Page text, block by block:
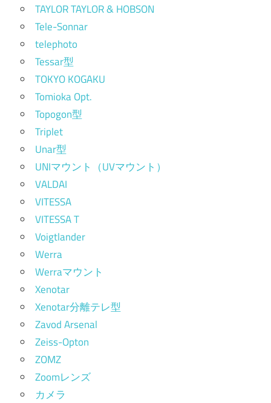
TAYLOR TAYLOR & HOBSON
Tele-Sonnar
telephoto
Tessar型
TOKYO KOGAKU
Tomioka Opt.
Topogon型
Triplet
Unar型
UNIマウント（UVマウント）
VALDAI
VITESSA
VITESSA T
Voigtlander
Werra
Werraマウント
Xenotar
Xenotar分離テレ型
Zavod Arsenal
Zeiss-Opton
ZOMZ
Zoomレンズ
カメラ